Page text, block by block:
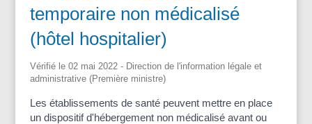
temporaire non médicalisé
(hôtel hospitalier)
Vérifié le 02 mai 2022 - Direction de l'information légale et
administrative (Première ministre)
Les établissements de santé peuvent mettre en place
un dispositif d'hébergement non médicalisé avant ou